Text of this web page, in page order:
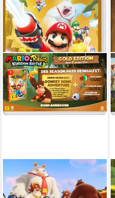
UBISOFT
Mario & Rabbids Kingdom
Battle Gold Edition